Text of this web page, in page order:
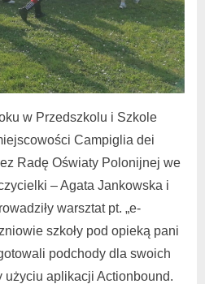
w Przedszkolu i Szkole
Campiglia dei
Radę Oświaty Polonijnej we
– Agata Jankowska i
warsztat pt. „e-
szkoły pod opieką pani
podchody dla swoich
użyciu aplikacji Actionbound.